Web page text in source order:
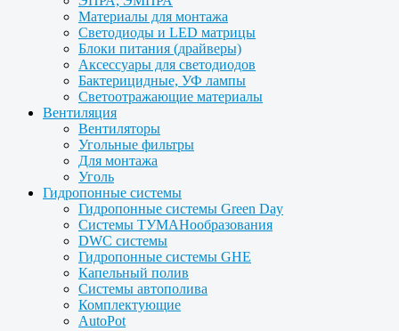
Материалы для монтажа
Светодиоды и LED матрицы
Блоки питания (драйверы)
Аксессуары для светодиодов
Бактерицидные, УФ лампы
Светоотражающие материалы
Вентиляция
Вентиляторы
Угольные фильтры
Для монтажа
Уголь
Гидропонные системы
Гидропонные системы Green Day
Системы ТУМАНообразования
DWC системы
Гидропонные системы GHE
Капельный полив
Системы автополива
Комплектующие
AutoPot